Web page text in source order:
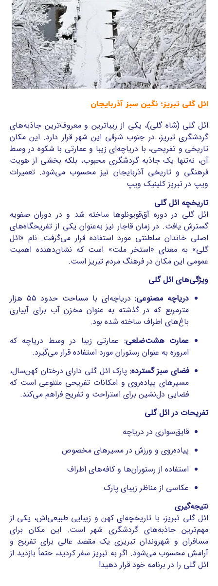
ائل گلی تبریز؛ نگین سبز آذربایجان
ائل گلی (شاه گلی)، یکی از زیباترین و معروف‌ترین جاذبه‌های
گردشگری تبریز، در جنوب شرقی این شهر قرار دارد. این مکان
تاریخی و تفریحی، با دریاچه‌ای زیبا و عمارتی با شکوه در وسط
آن، نه‌تنها یک جاذبه گردشگری محبوب، بلکه بخشی از هویت
فرهنگی و تاریخی آذربایجان نیز محسوب می‌شود. تعمیرات
ویپ در تبریز کلینیک ویپ
تاریخچه ائل گلی
ائل گلی در دوره آق‌قویونلوها ساخته شد و در دوران صفویه
گسترش یافت. در زمان قاجار نیز به‌عنوان یکی از تفریحگاه‌های
اصلی خاندان سلطنتی مورد استفاده قرار می‌گرفت. نام «ائل
گلی» به معنای «استخر ملت» است که نشان‌دهنده اهمیت
عمومی این مکان در فرهنگ مردم تبریز است.
ویژگی‌های ائل گلی
دریاچه مصنوعی:
دریاچه‌ای با مساحت حدود ۵۵ هزار
مترمربع که در گذشته به عنوان مخزن آب برای آبیاری
باغ‌های اطراف ساخته شده بود.
عمارت هشت‌ضلعی: عمارتی زیبا در وسط دریاچه که
امروزه به عنوان رستوران مورد استفاده قرار می‌گیرد.
فضای سبز گسترده: پارک ائل گلی دارای درختان کهن‌سال،
مسیرهای پیاده‌روی و امکانات تفریحی متنوعی است که
فضایی دل‌نشین برای استراحت و تفریح فراهم می‌کند.
تفریحات در ائل گلی
قایق‌سواری در دریاچه
پیاده‌روی و ورزش در مسیرهای مخصوص
استفاده از رستوران‌ها و کافه‌های اطراف
عکاسی از مناظر زیبای پارک
نتیجه‌گیری
ائل گلی تبریز، با تاریخچه‌ای کهن و زیبایی طبیعی‌اش، یکی از
مهم‌ترین جاذبه‌های گردشگری شهر است. این مکان برای
مسافران و شهروندان تبریزی یک مقصد عالی برای تفریح و
آرامش محسوب می‌شود. اگر به تبریز سفر کردید، حتماً بازدید از
ائل گلی را در برنامه خود قرار دهید!